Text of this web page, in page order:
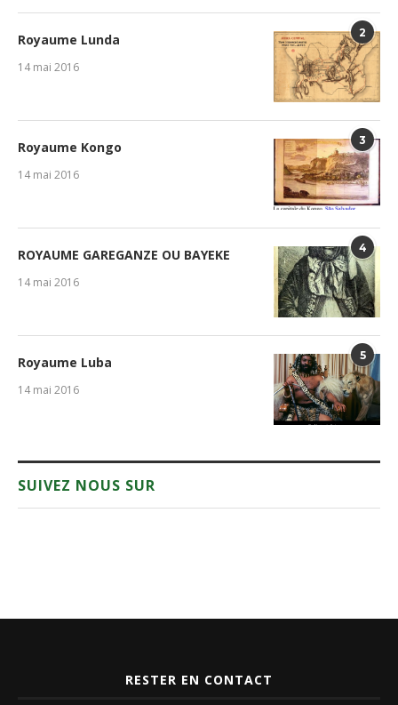
2
Royaume Lunda
14 mai 2016
3
Royaume Kongo
14 mai 2016
4
ROYAUME GAREGANZE OU BAYEKE
14 mai 2016
5
Royaume Luba
14 mai 2016
SUIVEZ NOUS SUR
RESTER EN CONTACT